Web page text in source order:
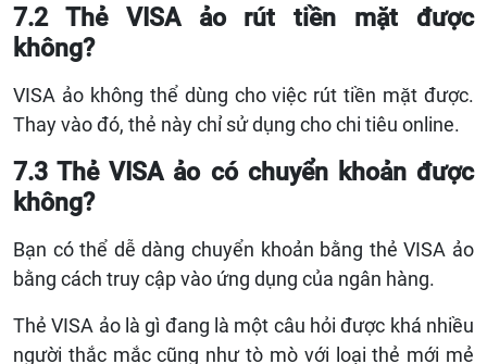
7.2 Thẻ VISA ảo rút tiền mặt được
không?
VISA ảo không thể dùng cho việc rút tiền mặt được.
Thay vào đó, thẻ này chỉ sử dụng cho chi tiêu online.
7.3 Thẻ VISA ảo có chuyển khoản được
không?
Bạn có thể dễ dàng chuyển khoản bằng thẻ VISA ảo
bằng cách truy cập vào ứng dụng của ngân hàng.
ThẻVISA ảo là gì đang là một câu hỏi được khá nhiều
người thắc mắc cũng như tò mò với loại thẻ mới mẻ